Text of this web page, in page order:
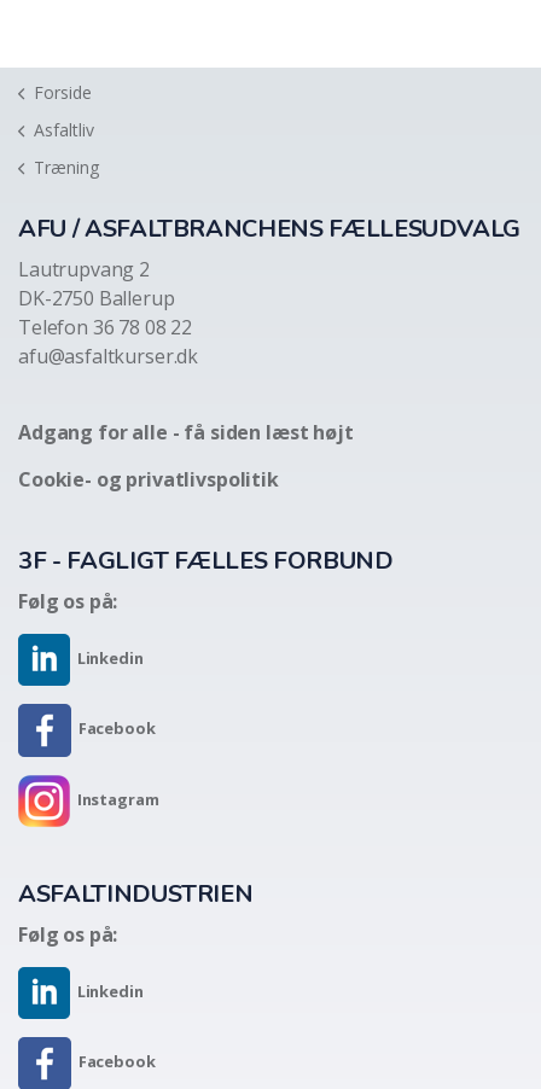
Forside
Asfaltliv
Træning
AFU / ASFALTBRANCHENS FÆLLESUDVALG
Lautrupvang 2
DK-2750 Ballerup
Telefon 36 78 08 22
afu@asfaltkurser.dk
Adgang for alle - få siden læst højt
Cookie- og privatlivspolitik
3F - FAGLIGT FÆLLES FORBUND
Følg os på:
Linkedin
Facebook
Instagram
ASFALTINDUSTRIEN
Følg os på:
Linkedin
Facebook